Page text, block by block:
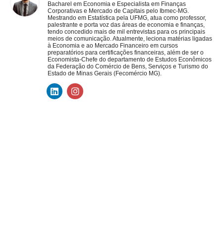
Bacharel em Economia e Especialista em Finanças
Corporativas e Mercado de Capitais pelo Ibmec-MG.
Mestrando em Estatística pela UFMG, atua como professor,
palestrante e porta voz das áreas de economia e finanças,
tendo concedido mais de mil entrevistas para os principais
meios de comunicação. Atualmente, leciona matérias ligadas
à Economia e ao Mercado Financeiro em cursos
preparatórios para certificações financeiras, além de ser o
Economista-Chefe do departamento de Estudos Econômicos
da Federação do Comércio de Bens, Serviços e Turismo do
Estado de Minas Gerais (Fecomércio MG).